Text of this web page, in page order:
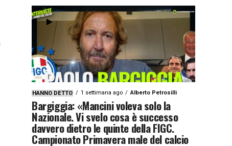
HANNO DETTO 1 settimana ago Alberto Petrosilli
Bargiggia: «Mancini voleva solo la
Nazionale. Vi svelo cosa è successo
davvero dietro le quinte della FIGC.
Campionato Primavera male del calcio